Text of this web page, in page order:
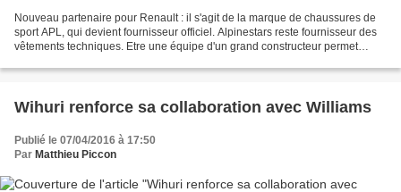
Nouveau partenaire pour Renault : il s'agit de la marque de chaussures de
sport APL, qui devient fournisseur officiel. Alpinestars reste fournisseur des
vêtements techniques. Etre une équipe d'un grand constructeur permet
Wihuri renforce sa collaboration avec Williams
Publié le 07/04/2016 à 17:50
Par Matthieu Piccon